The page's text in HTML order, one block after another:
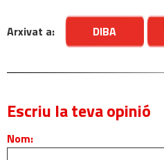
Arxivat a: DIBA
Escriu la teva opinió
Nom: